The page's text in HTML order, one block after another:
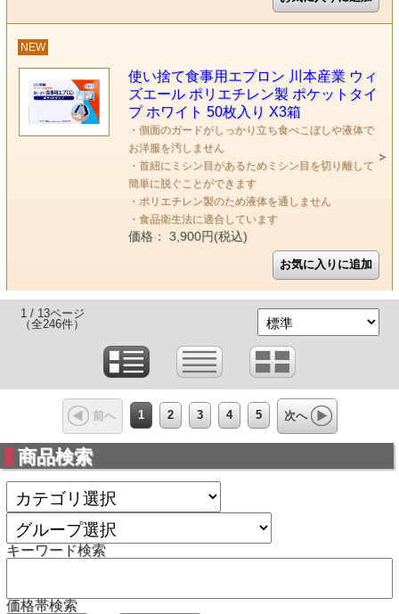
NEW
使い捨て食事用エプロン 川本産業 ウィ
ズエール ポリエチレン製 ポケットタイ
プ ホワイト 50枚入り X3箱
・側面のガードがしっかり立ち食べこぼしや液体で
お洋服を汚しません
・首紐にミシン目があるためミシン目を切り離して
簡単に脱ぐことができます
・ポリエチレン製のため液体を通しません
・食品衛生法に適合しています
価格： 3,900円(税込)
1 / 13ページ
（全246件）
前へ 1 2 3 4 5 次へ
商品検索
キーワード検索
価格帯検索